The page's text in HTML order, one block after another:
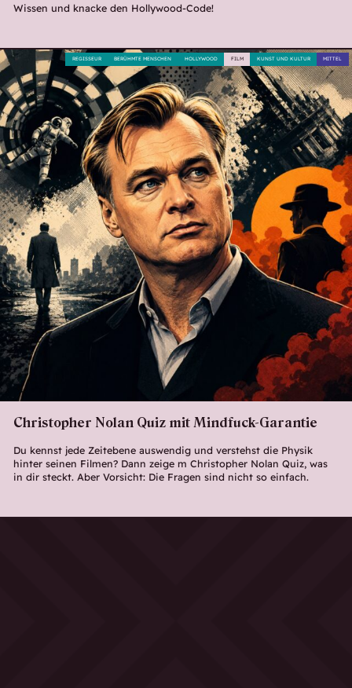
Wissen und knacke den Hollywood-Code!
Christopher Nolan Quiz mit Mindfuck-Garantie
Du kennst jede Zeitebene auswendig und verstehst die Physik
hinter seinen Filmen? Dann zeige m Christopher Nolan Quiz, was
in dir steckt. Aber Vorsicht: Die Fragen sind nicht so einfach.
MITTEL
KUNST UND KULTUR
FILM
HOLLYWOOD
BERÜHMTE MENSCHEN
REGISSEUR